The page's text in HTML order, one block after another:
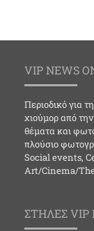
VIP NEWS
Περιοδικό για
χιούμορ από
θέματα και
πλούσιο
Social events,
Art/Cinema/
ΣΤΗΛΕΣ VIP